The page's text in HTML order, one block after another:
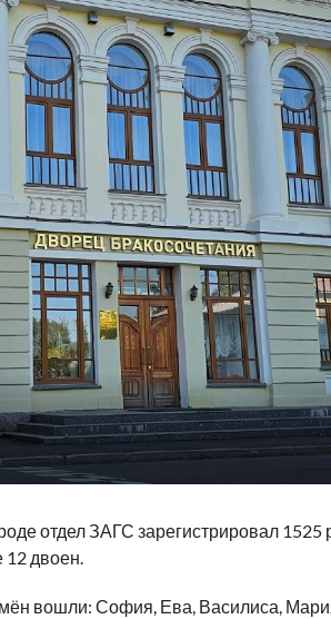
отдел ЗАГС зарегистрировал 1525
12 двоен.
вошли: София, Ева, Василиса,